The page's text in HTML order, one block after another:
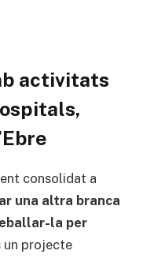
activitats
consolidat a
una altra branca
la per
un projecte